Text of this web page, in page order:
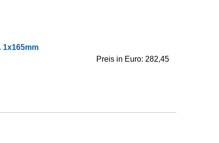
Preis in Euro: 282,45